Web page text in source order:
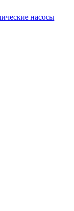
насосы